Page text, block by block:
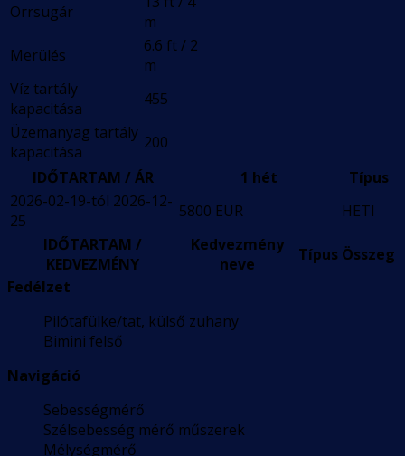
Orrsugár
m
Merülés
6.6 ft / 2
m
Víz tartály
kapacitása
455
Üzemanyag tartály
kapacitása
200
IDŐTARTAM / ÁR
1 hét
Típus
2026-02-19-tól 2026-12-
25
5800 EUR
HETI
IDŐTARTAM /
KEDVEZMÉNY
Kedvezmény
neve
Típus Összeg
Fedélzet
Pilótafülke/tat, külső zuhany
Bimini felső
Navigáció
Sebességmérő
Szélsebesség mérő műszerek
Mélységmérő